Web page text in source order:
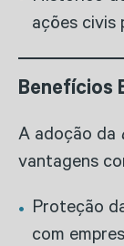
ações civis
Benefícios
A adoção da
vantagens
Proteção
com